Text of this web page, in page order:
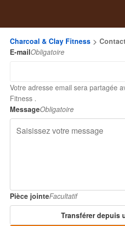
Charcoal & Clay Fitness
E-mailObligatoire
Votre adresse email sera partagée
Fitness .
MessageObligatoire
Pièce jointeFacultatif
Transférer depuis